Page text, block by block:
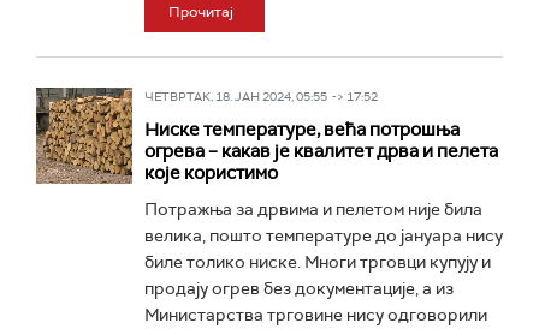
Прочитај
ЧЕТВРТАК, 18. ЈАН 2024, 05:55 -> 17:52
Ниске температуре, већа потрошња
огрева – какав је квалитет дрва и пелета
које користимо
Потражња за дрвима и пелетом није била
велика, пошто температуре до јануара нису
биле толико ниске. Многи трговци купују и
продају огрев без документације, а из
Министарства трговине нису одговорили